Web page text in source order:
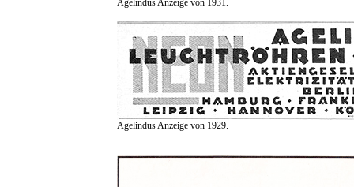
Agelindus Anzeige von 1931.
Agelindus Anzeige von 1929.